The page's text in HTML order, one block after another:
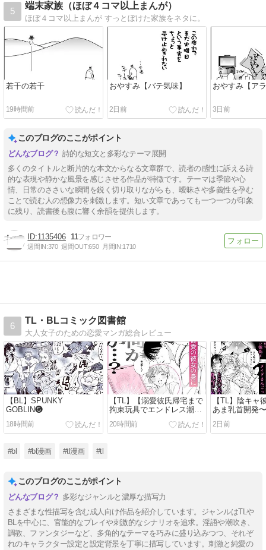
5
端末家族（ほぼ４コマ以上まんが）
ほぼ４コマ以上まんが すっとぼけた家族をネタに。
若干の若干
19時間前
おやすみ【バテ気味】
2日前
おやすみ【ア
3日前
このブログのここがポイント
詩的な短文と多彩なテーマ展開
多くのタイトルと断片的な本文からなる文章群で、読者の感性に訴える詩
的な表現や静かな風景を感じさせる作品が特徴です。テーマは季節や心
情、日常のささいな瞬間を鋭く切り取りながらも、曖昧さや多義性を孕む
ことで読む人の想像力を刺激します。短い文章であっても一つ一つが印象
に残り、読書後も腹に響く余韻を提供します。
1135406 11
週間IN:370 週間OUT:650 月間IN:1710
6
TL・BLコミック図書館
大人女子のための恋愛マンガ総合レビュー
【BL】SPUNKY
GOBLIN❺
18時間前
【TL】【溺愛彼氏帰宅まで
拘束玩具でエンドレス潮
吹】助けて！まこちゃ
ん！！ ~一人で手錠オナニ
20時間前
【TL】陰キャ
あま乳首開発
メイドさん〜
2日前
#bl #bl漫画 #tl漫画 #tl
このブログのここがポイント
多彩なジャンルと濃厚な描写力
さまざまな性描写を含む成人向け作品を紹介しています。ジャンルはTLや
BLを中心に、官能的なプレイや刺激的なシナリオを追求。淫語や潮吹き、
調教、ファンタジーなど、多角的なテーマを巧みに盛り込みつつ、それぞ
れのキャラクター設定と設定背景を丁寧に描写しています。刺激と純愛の